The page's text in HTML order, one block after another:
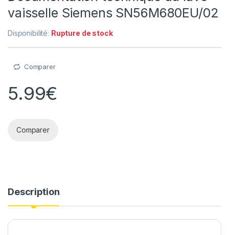
vaisselle Siemens SN56M680EU/02
Disponibilité: Rupture de stock
Comparer
5.99€
Comparer
Description